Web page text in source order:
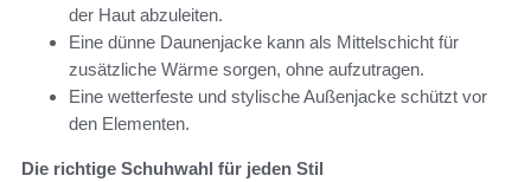
der Haut abzuleiten.
Eine dünne Daunenjacke kann als Mittelschicht für
zusätzliche Wärme sorgen, ohne aufzutragen.
Eine wetterfeste und stylische Außenjacke schützt vor
den Elementen.
Die richtige Schuhwahl für jeden Stil